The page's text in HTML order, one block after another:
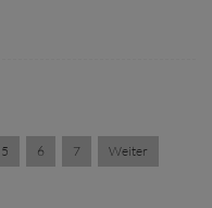
5 6 7 Weiter